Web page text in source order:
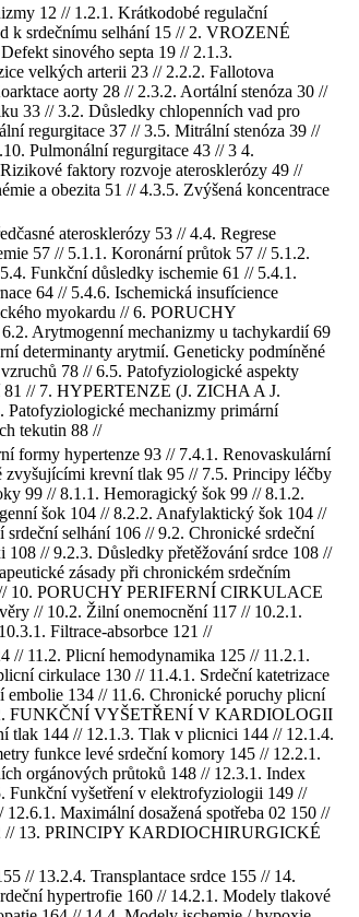
12 // 1.2.1. Krátkodobé regulační
k srdečnímu selhání 15 // 2. VROZENÉ
sinového septa 19 // 2.1.3.
velkých arterii 23 // 2.2.2. Fallotova
aorty 28 // 2.3.2. Aortální stenóza 30 //
33 // 3.2. Důsledky chlopenních vad pro
regurgitace 37 // 3.5. Mitrální stenóza 39 //
Pulmonální regurgitace 43 // 3 4.
faktory rozvoje aterosklerózy 49 //
a obezita 51 // 4.3.5. Zvýšená koncentrace
aterosklerózy 53 // 4.4. Regrese
57 // 5.1.1. Koronární průtok 57 // 5.1.2.
Funkční důsledky ischemie 61 // 5.4.1.
64 // 5.4.6. Ischemická insufícience
myokardu // 6. PORUCHY
Arytmogenní mechanizmy u tachykardií 69
determinanty arytmií. Geneticky podmíněné
78 // 6.5. Patofyziologické aspekty
81 // 7. HYPERTENZE (J. ZICHA A J.
mechanizmy primární
tekutin 88 //
formy hypertenze 93 // 7.4.1. Renovaskulární
zvyšujícími krevní tlak 95 // 7.5. Principy léčby
99 // 8.1.1. Hemoragický šok 99 // 8.1.2.
šok 104 // 8.2.2. Anafylaktický šok 104 //
selhání 106 // 9.2. Chronické srdeční
// 9.2.3. Důsledky přetěžování srdce 108 //
zásady při chronickém srdečním
// 10. PORUCHY PERIFERNÍ CIRKULACE
// 10.2. Žilní onemocnění 117 // 10.2.1.
Filtrace-absorbce 121 //
11.2. Plicní hemodynamika 125 // 11.2.1.
cirkulace 130 // 11.4.1. Srdeční katetrizace
134 // 11.6. Chronické poruchy plicní
12. FUNKČNÍ VYŠETŘENÍ V KARDIOLOGII
tlak 144 // 12.1.3. Tlak v plicnici 144 // 12.1.4.
funkce levé srdeční komory 145 // 12.2.1.
orgánových průtoků 148 // 12.3.1. Index
Funkční vyšetření v elektrofyziologii 149 //
Maximální dosažená spotřeba 02 150 //
// 13. PRINCIPY KARDIOCHIRURGICKÉ
// 13.2.4. Transplantace srdce 155 // 14.
hypertrofie 160 // 14.2.1. Modely tlakové